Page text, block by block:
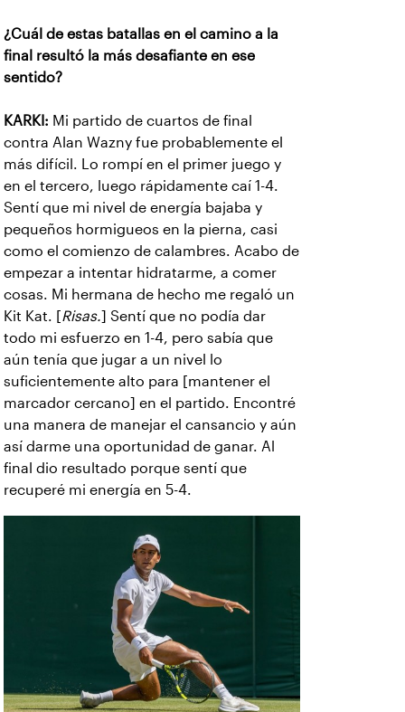
¿Cuál de estas batallas en el camino a la
final resultó la más desafiante en ese
sentido?
KARKI: Mi partido de cuartos de final
contra Alan Wazny fue probablemente el
más difícil. Lo rompí en el primer juego y
en el tercero, luego rápidamente caí 1-4.
Sentí que mi nivel de energía bajaba y
pequeños hormigueos en la pierna, casi
como el comienzo de calambres. Acabo de
empezar a intentar hidratarme, a comer
cosas. Mi hermana de hecho me regaló un
Kit Kat. [Risas.] Sentí que no podía dar
todo mi esfuerzo en 1-4, pero sabía que
aún tenía que jugar a un nivel lo
suficientemente alto para [mantener el
marcador cercano] en el partido. Encontré
una manera de manejar el cansancio y aún
así darme una oportunidad de ganar. Al
final dio resultado porque sentí que
recuperé mi energía en 5-4.